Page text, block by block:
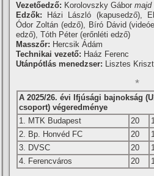
Vezetőedző: Korolovszky Gábormajd
Edzők:
Házi László (kapusedző),
Ódor Zoltán (edző), Bíró Dávid
edző), Tóth Péter (erőnléti edző)
Masszőr: Hercsik Ádám
Technikai vezető: Haáz Ferenc
Utánpótlás menedzser: Lisztes
*
A 2025/26. évi Ifjúsági bajnokság
csoport) végeredménye
1. MTK Budapest
20
2. Bp. Honvéd FC
20
3. DVSC
20
4. Ferencváros
20